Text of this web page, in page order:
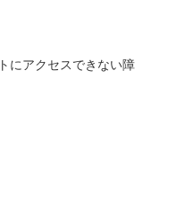
にアクセスできない障